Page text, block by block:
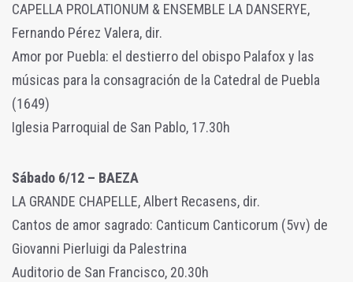
CAPELLA PROLATIONUM & ENSEMBLE LA DANSERYE,
Fernando Pérez Valera, dir.
Amor por Puebla: el destierro del obispo Palafox y las
músicas para la consagración de la Catedral de Puebla
(1649)
Iglesia Parroquial de San Pablo, 17.30h
Sábado 6/12 – BAEZA
LA GRANDE CHAPELLE, Albert Recasens, dir.
Cantos de amor sagrado: Canticum Canticorum (5vv) de
Giovanni Pierluigi da Palestrina
Auditorio de San Francisco, 20.30h